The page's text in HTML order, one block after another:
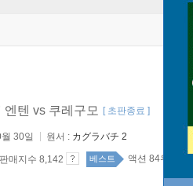
엔텐 vs 쿠레구모 [ 초판종료 ]
30일 원서 : カグラバチ 2
판매지수 8,142 베스트 액션 84위